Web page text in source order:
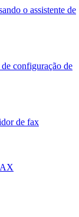
o assistente de
configuração de
de fax